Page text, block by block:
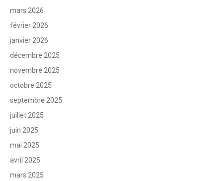
mars 2026
février 2026
janvier 2026
décembre 2025
novembre 2025
octobre 2025
septembre 2025
juillet 2025
juin 2025
mai 2025
avril 2025
mars 2025